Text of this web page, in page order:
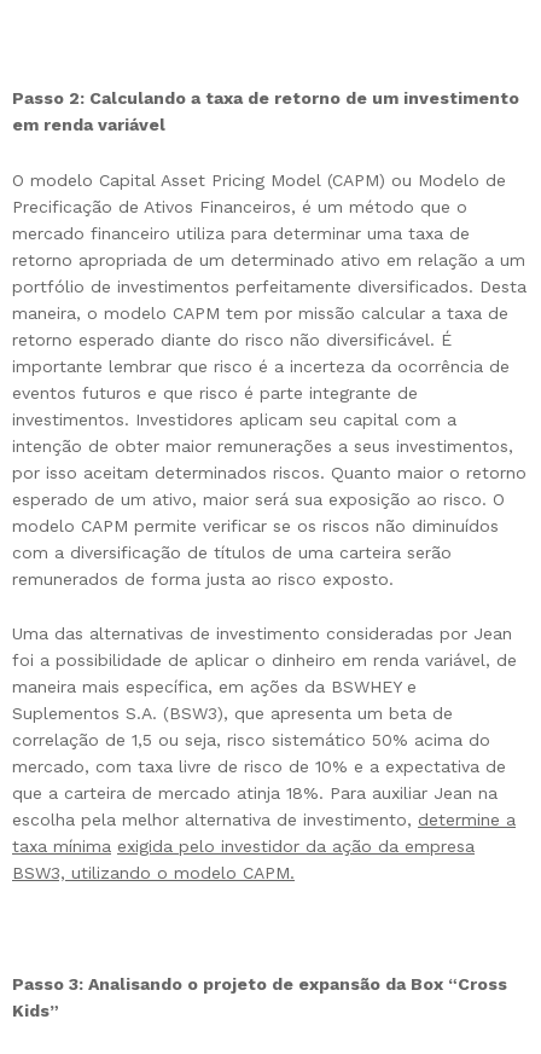
Passo 2: Calculando a taxa de retorno de um investimento
em renda variável
O modelo Capital Asset Pricing Model (CAPM) ou Modelo de
Precificação de Ativos Financeiros, é um método que o
mercado financeiro utiliza para determinar uma taxa de
retorno apropriada de um determinado ativo em relação a um
portfólio de investimentos perfeitamente diversificados. Desta
maneira, o modelo CAPM tem por missão calcular a taxa de
retorno esperado diante do risco não diversificável. É
importante lembrar que risco é a incerteza da ocorrência de
eventos futuros e que risco é parte integrante de
investimentos. Investidores aplicam seu capital com a
intenção de obter maior remunerações a seus investimentos,
por isso aceitam determinados riscos. Quanto maior o retorno
esperado de um ativo, maior será sua exposição ao risco. O
modelo CAPM permite verificar se os riscos não diminuídos
com a diversificação de títulos de uma carteira serão
remunerados de forma justa ao risco exposto.
Uma das alternativas de investimento consideradas por Jean
foi a possibilidade de aplicar o dinheiro em renda variável, de
maneira mais específica, em ações da BSWHEY e
Suplementos S.A. (BSW3), que apresenta um beta de
correlação de 1,5 ou seja, risco sistemático 50% acima do
mercado, com taxa livre de risco de 10% e a expectativa de
que a carteira de mercado atinja 18%. Para auxiliar Jean na
escolha pela melhor alternativa de investimento, determine a
taxa mínima exigida pelo investidor da ação da empresa
BSW3, utilizando o modelo CAPM.
Passo 3: Analisando o projeto de expansão da Box “Cross
Kids”